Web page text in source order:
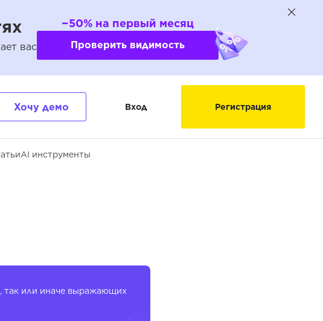
вас
−50% на первый месяц
Проверить видимость
Хочу демо Вход Регистрация
AI инструменты
так или иначе выражающих